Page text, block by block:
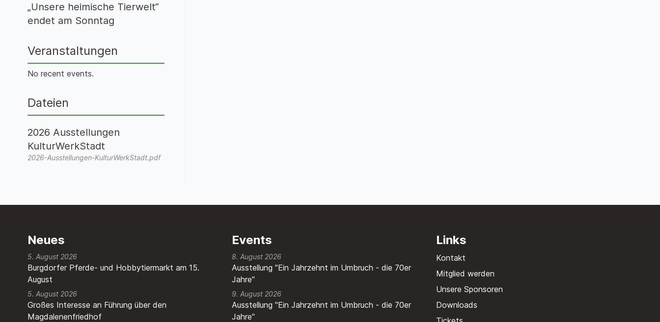
„Unsere heimische Tierwelt“
endet am Sonntag
Veranstaltungen
No recent events.
Dateien
2026 Ausstellungen
KulturWerkStadt
2026-Ausstellungen-KulturWerkStadt.pdf
Neues
Burgdorfer Pferde- und Hobbytiermarkt am 15.
August
5. August 2026
Großes Interesse an Führung über den
Magdalenenfriedhof
5. August 2026
Events
8. August 2026
Ausstellung "Ein Jahrzehnt im Umbruch - die 70er
Jahre"
9. August 2026
Ausstellung "Ein Jahrzehnt im Umbruch - die 70er
Jahre"
Links
Kontakt
Mitglied werden
Unsere Sponsoren
Downloads